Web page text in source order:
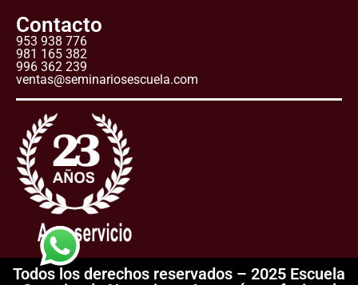
Contacto
953 938 776
981 165 382
996 362 239
ventas@seminariosescuela.com
Todos los derechos reservados – 2025 Escuela